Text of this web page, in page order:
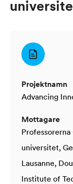
Projektnamn
Advancing
Mottagare
universitet,
Lausanne,
Institute of